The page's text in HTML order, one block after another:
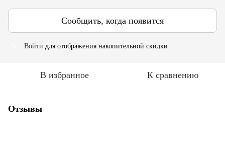
Сообщить, когда появится
Войти для отображения накопительной скидки
В избранное К сравнению
Отзывы